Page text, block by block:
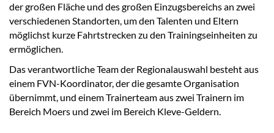
der großen Fläche und des großen Einzugsbereichs an zwei
verschiedenen Standorten, um den Talenten und Eltern
möglichst kurze Fahrtstrecken zu den Trainingseinheiten zu
ermöglichen.
Das verantwortliche Team der Regionalauswahl besteht aus
einem FVN-Koordinator, der die gesamte Organisation
übernimmt, und einem Trainerteam aus zwei Trainern im
Bereich Moers und zwei im Bereich Kleve-Geldern.